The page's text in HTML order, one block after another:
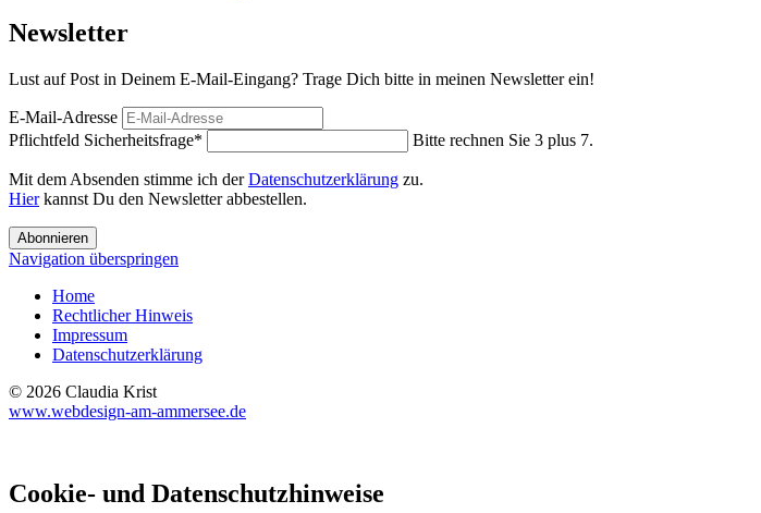
Newsletter
Lust auf Post in Deinem E-Mail-Eingang? Trage Dich bitte in meinen Newsletter ein!
E-Mail-Adresse
Pflichtfeld Sicherheitsfrage* Bitte rechnen Sie 3 plus 7.
Mit dem Absenden stimme ich derDatenschutzerklärung zu.
Hierkannst Du den Newsletter abbestellen.
Abonnieren
Navigation überspringen
Home
Rechtlicher Hinweis
Impressum
Datenschutzerklärung
© 2026 Claudia Krist
www.webdesign-am-ammersee.de
Cookie- und Datenschutzhinweise